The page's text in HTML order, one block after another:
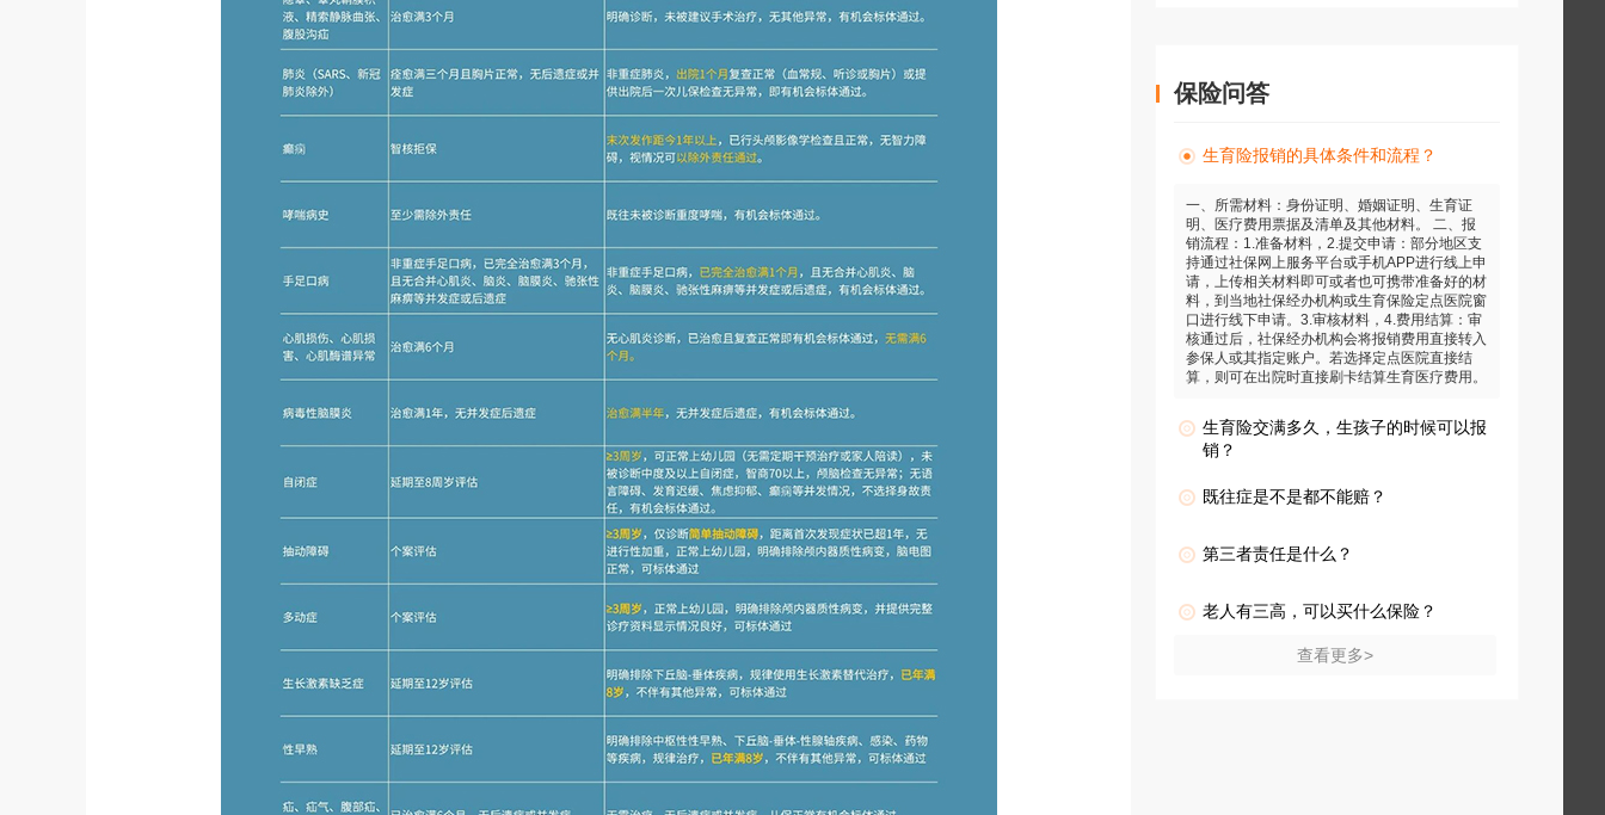
保险问答
生育险报销的具体条件和流程？
一、所需材料：身份证明、婚姻证明、生育证
明、医疗费用票据及清单及其他材料。 二、报
销流程：1.准备材料，2.提交申请：部分地区支
持通过社保网上服务平台或手机APP进行线上申
请，上传相关材料即可或者也可携带准备好的材
料，到当地社保经办机构或生育保险定点医院窗
口进行线下申请。3.审核材料，4.费用结算：审
核通过后，社保经办机构会将报销费用直接转入
参保人或其指定账户。若选择定点医院直接结
算，则可在出院时直接刷卡结算生育医疗费用。
生育险交满多久，生孩子的时候可以报
销？
既往症是不是都不能赔？
第三者责任是什么？
老人有三高，可以买什么保险？
查看更多>